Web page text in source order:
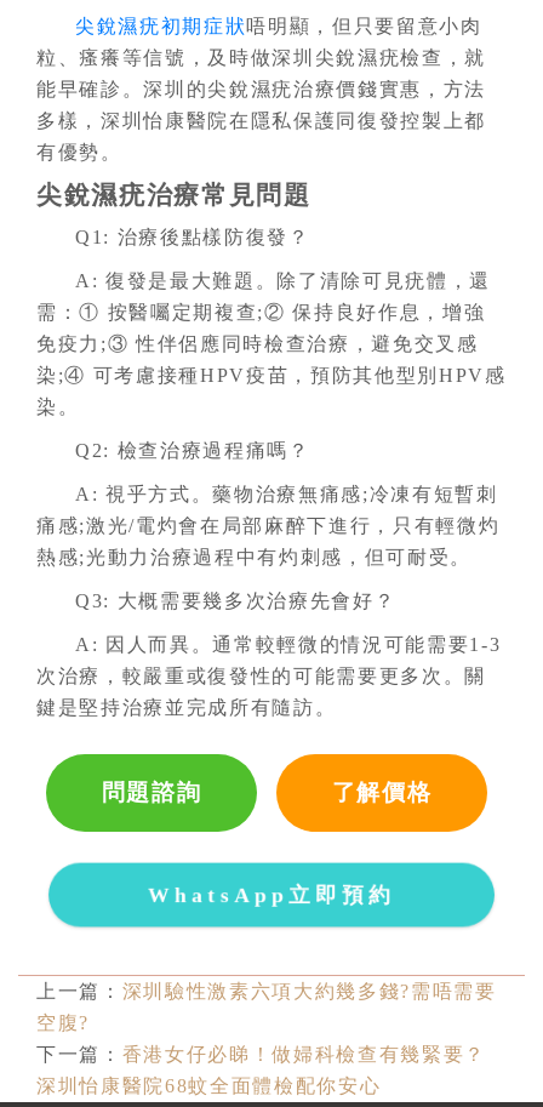
尖銳濕疣初期症狀 唔明顯，但只要留意小肉
粒、瘙癢等信號，及時做深圳尖銳濕疣檢查，就
能早確診。深圳的尖銳濕疣治療價錢實惠，方法
多樣，深圳怡康醫院在隱私保護同復發控製上都
有優勢。
尖銳濕疣治療常見問題
Q1: 治療後點樣防復發？
A: 復發是最大難題。除了清除可見疣體，還
需：① 按醫囑定期複查;② 保持良好作息，增強
免疫力;③ 性伴侶應同時檢查治療，避免交叉感
染;④ 可考慮接種HPV疫苗，預防其他型別HPV感
染。
Q2: 檢查治療過程痛嗎？
A: 視乎方式。藥物治療無痛感;冷凍有短暫刺
痛感;激光/電灼會在局部麻醉下進行，只有輕微灼
熱感;光動力治療過程中有灼刺感，但可耐受。
Q3: 大概需要幾多次治療先會好？
A: 因人而異。通常較輕微的情況可能需要1-3
次治療，較嚴重或復發性的可能需要更多次。關
鍵是堅持治療並完成所有隨訪。
問題諮詢 了解價格
WhatsApp立即預約
上一篇： 深圳驗性激素六項大約幾多錢?需唔需要
空腹?
下一篇： 香港女仔必睇！做婦科檢查有幾緊要？
深圳怡康醫院68蚊全面體檢配你安心